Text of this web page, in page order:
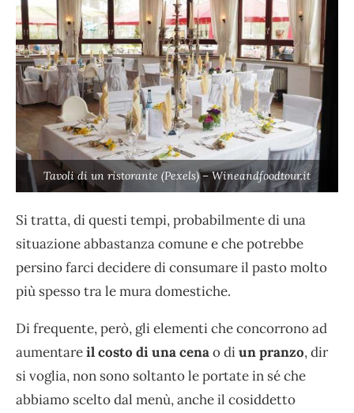
Tavoli di un ristorante (Pexels) – Wineandfoodtour.it
Si tratta, di questi tempi, probabilmente di una
situazione abbastanza comune e che potrebbe
persino farci decidere di consumare il pasto molto
più spesso tra le mura domestiche.
Di frequente, però, gli elementi che concorrono ad
aumentareil costo di una cenao diun pranzo, dir
si voglia, non sono soltanto le portate in sé che
abbiamo scelto dal menù, anche il cosiddetto